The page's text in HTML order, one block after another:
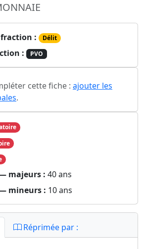
: Délit
: PVO
cette fiche : ajouter les
.
majeurs : 40 ans
mineurs : 10 ans
Réprimée par :